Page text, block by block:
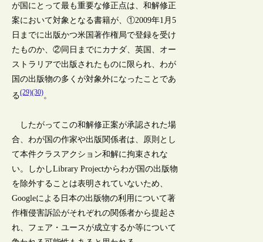
が国にとって最も重要な修正点は、和解修正
案において対象となる書籍が、①2009年1月5
日までに出版かつ米国著作権局で登録を受け
たものか、②同日までにカナダ、英国、オー
ストラリアで出版されたものに限られ、わが
国の出版物の多くが対象外になったことであ
る(29)(30)。
したがってこの和解修正案が承認された場
合、わが国の作家や出版関係者は、原則とし
て本件クラスアクション和解に拘束されな
い。しかしLibrary Projectからわが国の出版物
を除外することは表明されていないため、
Googleによる日本の出版物の利用について著
作権侵害訴訟がそれぞれの関係者から提起さ
れ、フェア・ユースが成立するか等について